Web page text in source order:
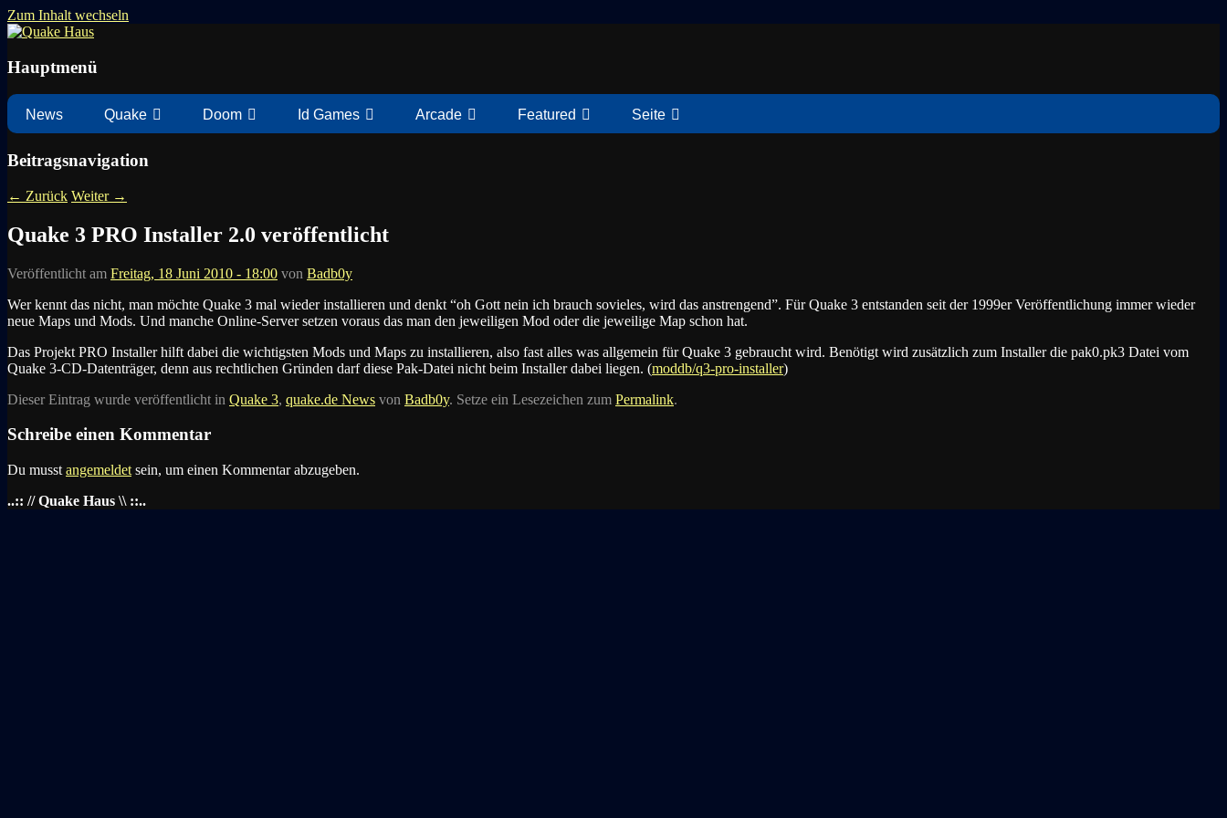
Zum Inhalt wechseln
Quake Haus
Hauptmenü
News Quake Doom Id Games Arcade Featured Seite
Beitragsnavigation
← Zurück Weiter →
Quake 3 PRO Installer 2.0 veröffentlicht
Veröffentlicht am Freitag, 18 Juni 2010 - 18:00 von Badb0y
Wer kennt das nicht, man möchte Quake 3 mal wieder installieren und denkt “oh Gott nein ich brauch sovieles, wird das anstrengend”. Für Quake 3 entstanden seit der 1999er Veröffentlichung immer wieder
neue Maps und Mods. Und manche Online-Server setzen voraus das man den jeweiligen Mod oder die jeweilige Map schon hat.
Das Projekt PRO Installer hilft dabei die wichtigsten Mods und Maps zu installieren, also fast alles was allgemein für Quake 3 gebraucht wird. Benötigt wird zusätzlich zum Installer die pak0.pk3 Datei vom
Quake 3-CD-Datenträger, denn aus rechtlichen Gründen darf diese Pak-Datei nicht beim Installer dabei liegen. (moddb/q3-pro-installer)
Dieser Eintrag wurde veröffentlicht in Quake 3, quake.de News von Badb0y. Setze ein Lesezeichen zum Permalink.
Schreibe einen Kommentar
Du musst angemeldet sein, um einen Kommentar abzugeben.
..:: // Quake Haus \\ ::..